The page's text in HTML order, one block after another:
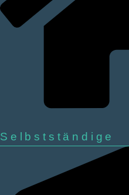
Selbstständige